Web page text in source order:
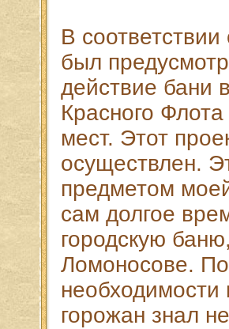
В
был
действие бани
Красного
мест. Этот
осуществлен.
предметом
сам долгое
городскую
Ломоносове.
горожан знал